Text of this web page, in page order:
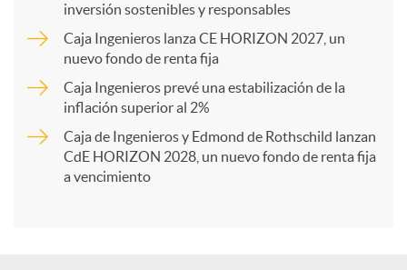
r
inversión sostenibles y responsables
Caja Ingenieros lanza CE HORIZON 2027, un
nuevo fondo de renta fija
Caja Ingenieros prevé una estabilización de la
inflación superior al 2%
Caja de Ingenieros y Edmond de Rothschild lanzan
CdE HORIZON 2028, un nuevo fondo de renta fija
a vencimiento